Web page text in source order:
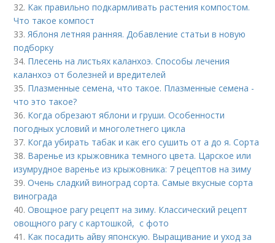
32. Как правильно подкармливать растения компостом.
Что такое компост
33.Яблоня летняя ранняя. Добавление статьи в новую
подборку
34. Плесень на листьях каланхоэ. Способы лечения
каланхоэ от болезней и вредителей
35. Плазменные семена, что такое. Плазменные семена -
что это такое?
36. Когда обрезают яблони и груши. Особенности
погодных условий и многолетнего цикла
37. Когда убирать табак и как его сушить от а до я. Сорта
38. Варенье из крыжовника темного цвета. Царское или
изумрудное варенье из крыжовника: 7 рецептов на зиму
39.Очень сладкий виноград сорта. Самые вкусные сорта
винограда
40.Овощное рагу рецепт на зиму. Классический рецепт
овощного рагу с картошкой, с фото
41. Как посадить айву японскую. Выращивание и уход за